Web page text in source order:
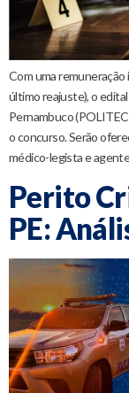
Com uma
último reajuste), o
Pernambuco
o concurso. Serão
médico-legista e
Perito
PE: